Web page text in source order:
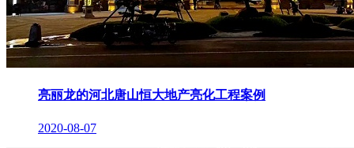
亮丽龙的河北唐山恒大地产亮化工程案例
2020-08-07